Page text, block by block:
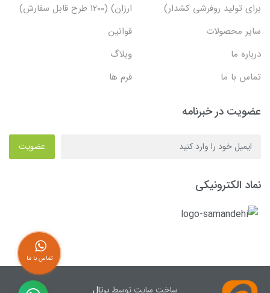
برای تولید روفرشی کشدار)
ارزان) (۱۲۰۰ طرح قابل سفارش)
سایر محصولات
قوانین
درباره ما
وبلاگ
تماس با ما
فرم ها
عضویت در خبرنامه
عضویت
نماد الکترونیکی
ساخت سایت توسطپرتال
تماس با ما